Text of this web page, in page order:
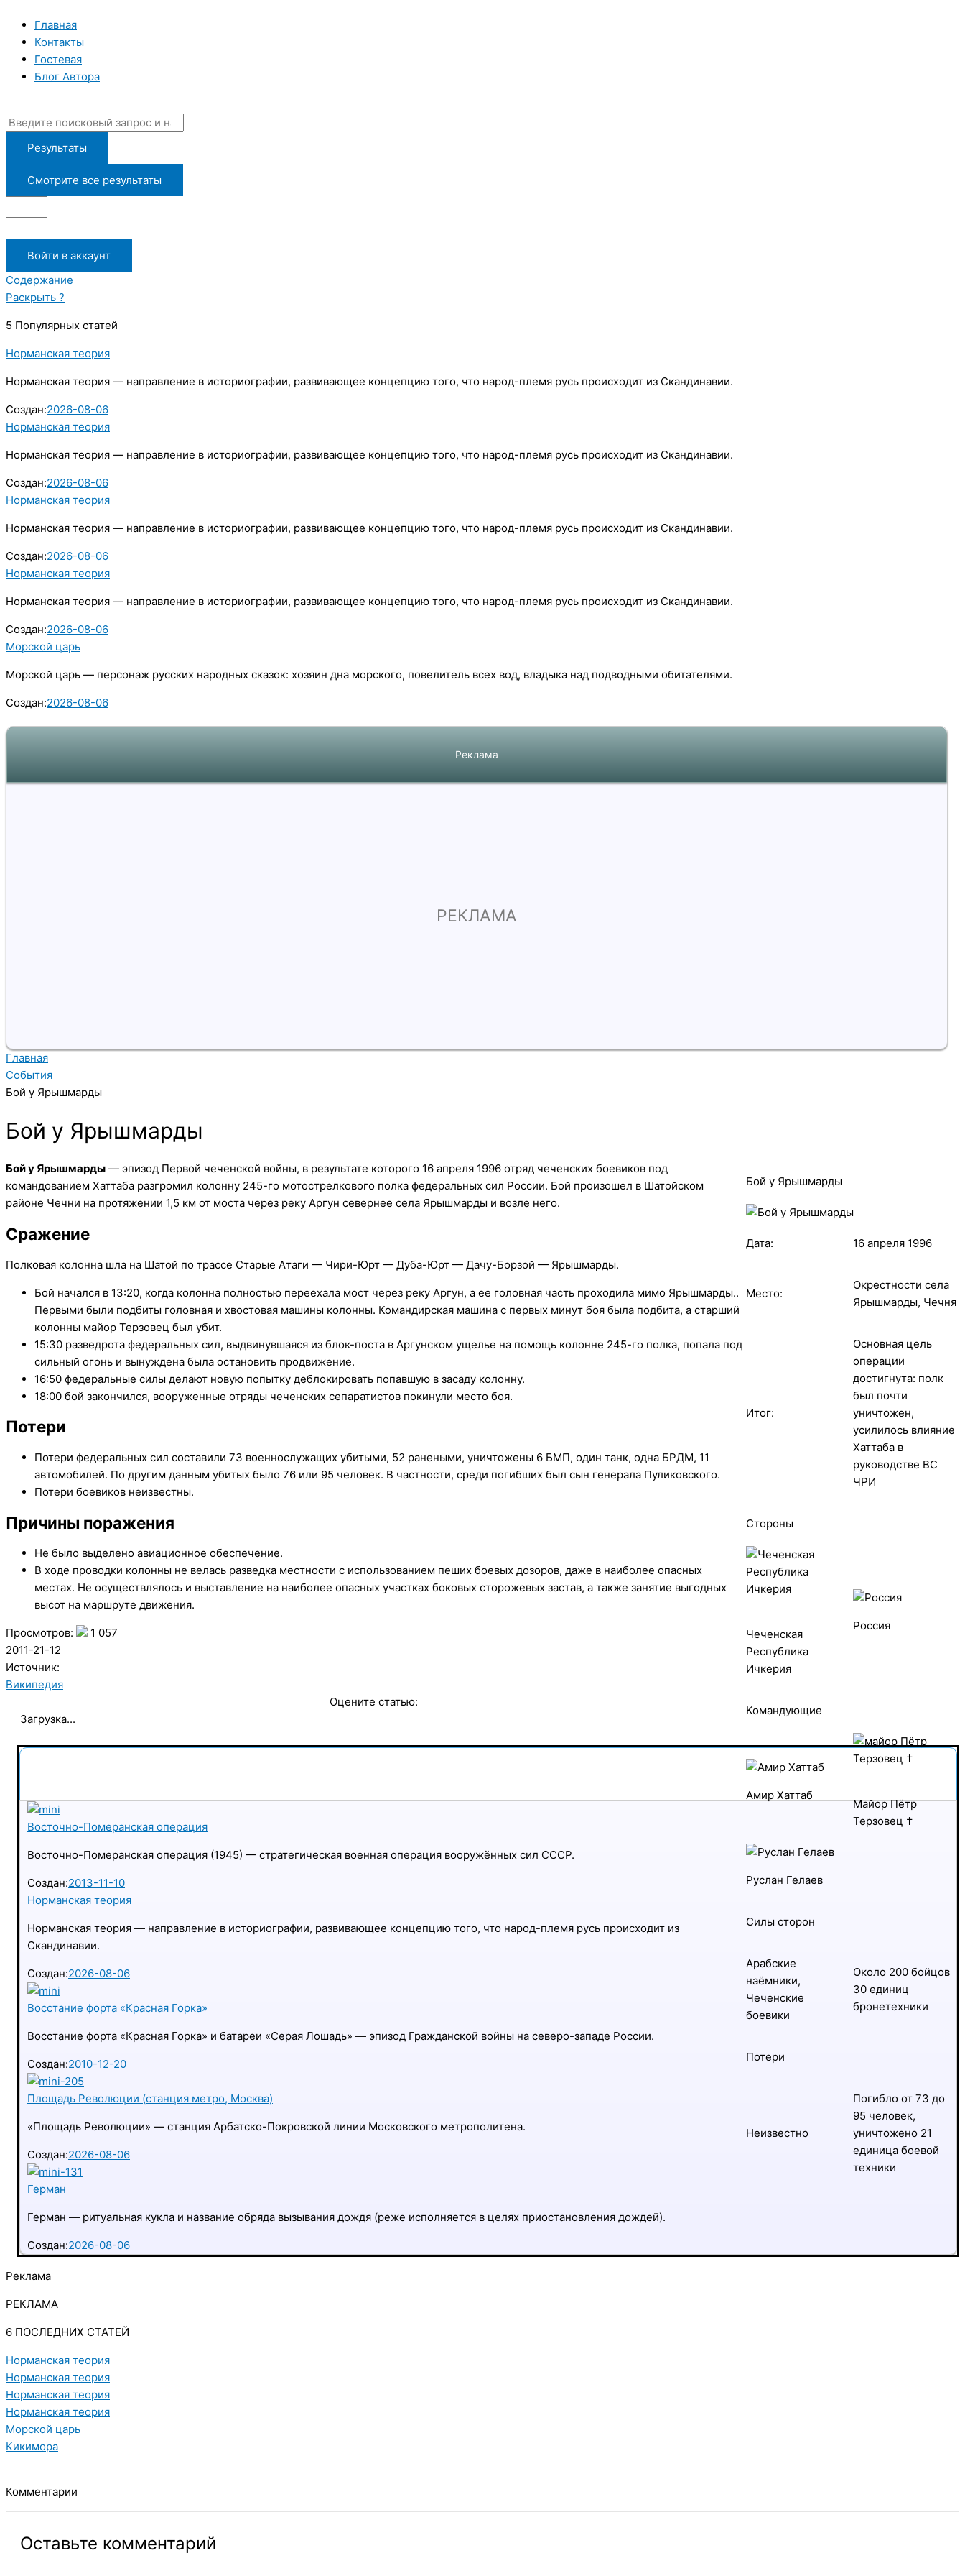
содержимому
Главная
Контакты
Гостевая
Блог Автора
Результаты
Смотрите все результаты
Войти в аккаунт
Содержание
Раскрыть ?
5 Популярных статей
Норманская теория
Норманская теория — направление в историографии, развивающее концепцию того, что народ-племя русь происходит из Скандинавии.
Создан:2026-08-06
Норманская теория
Норманская теория — направление в историографии, развивающее концепцию того, что народ-племя русь происходит из Скандинавии.
Создан:2026-08-06
Норманская теория
Норманская теория — направление в историографии, развивающее концепцию того, что народ-племя русь происходит из Скандинавии.
Создан:2026-08-06
Норманская теория
Норманская теория — направление в историографии, развивающее концепцию того, что народ-племя русь происходит из Скандинавии.
Создан:2026-08-06
Морской царь
Морской царь — персонаж русских народных сказок: хозяин дна морского, повелитель всех вод, владыка над подводными обитателями.
Создан:2026-08-06
Реклама
РЕКЛАМА
Главная
События
Бой у Ярышмарды
Бой у Ярышмарды
Бой у Ярышмарды
Дата: 16 апреля 1996
Место:
Окрестности села
Ярышмарды, Чечня
Итог:
Основная цель
операции
достигнута: полк
был почти
уничтожен,
усилилось влияние
Хаттаба в
руководстве ВС
ЧРИ
Стороны
Чеченская
Республика
Ичкерия
Россия
Командующие
Амир Хаттаб
Майор Пётр
Терзовец †
Руслан Гелаев
Силы сторон
Арабские
наёмники,
Чеченские
боевики
Около 200 бойцов
30 единиц
бронетехники
Потери
Неизвестно
Погибло от 73 до
95 человек,
уничтожено 21
единица боевой
техники
Бой у Ярышмарды — эпизод Первой чеченской войны, в результате которого 16 апреля 1996 отряд чеченских боевиков под
командованием Хаттаба разгромил колонну 245-го мотострелкового полка федеральных сил России. Бой произошел в Шатойском
районе Чечни на протяжении 1,5 км от моста через реку Аргун севернее села Ярышмарды и возле него.
Сражение
Полковая колонна шла на Шатой по трассе Старые Атаги — Чири-Юрт — Дуба-Юрт — Дачу-Борзой — Ярышмарды.
Бой начался в 13:20, когда колонна полностью переехала мост через реку Аргун, а ее головная часть проходила мимо Ярышмарды..
Первыми были подбиты головная и хвостовая машины колонны. Командирская машина с первых минут боя была подбита, а старший
колонны майор Терзовец был убит.
15:30 разведрота федеральных сил, выдвинувшаяся из блок-поста в Аргунском ущелье на помощь колонне 245-го полка, попала под
сильный огонь и вынуждена была остановить продвижение.
16:50 федеральные силы делают новую попытку деблокировать попавшую в засаду колонну.
18:00 бой закончился, вооруженные отряды чеченских сепаратистов покинули место боя.
Потери
Потери федеральных сил составили 73 военнослужащих убитыми, 52 ранеными, уничтожены 6 БМП, один танк, одна БРДМ, 11
автомобилей. По другим данным убитых было 76 или 95 человек. В частности, среди погибших был сын генерала Пуликовского.
Потери боевиков неизвестны.
Причины поражения
Не было выделено авиационное обеспечение.
В ходе проводки колонны не велась разведка местности с использованием пеших боевых дозоров, даже в наиболее опасных
местах. Не осуществлялось и выставление на наиболее опасных участках боковых сторожевых застав, а также занятие выгодных
высот на маршруте движения.
Просмотров:
1 057
2011-21-12
Источник:
Википедия
Оцените статью:
Загрузка...
Восточно-Померанская операция
Восточно-Померанская операция (1945) — стратегическая военная операция вооружённых сил СССР.
Создан:2013-11-10
Норманская теория
Норманская теория — направление в историографии, развивающее концепцию того, что народ-племя русь происходит из
Скандинавии.
Создан:2026-08-06
Восстание форта «Красная Горка»
Восстание форта «Красная Горка» и батареи «Серая Лошадь» — эпизод Гражданской войны на cеверо-западе России.
Создан:2010-12-20
Площадь Революции (станция метро, Москва)
«Площадь Революции» — станция Арбатско-Покровской линии Московского метрополитена.
Создан:2026-08-06
Герман
Герман — ритуальная кукла и название обряда вызывания дождя (реже исполняется в целях приостановления дождей).
Создан:2026-08-06
Реклама
РЕКЛАМА
6 ПОСЛЕДНИХ СТАТЕЙ
Норманская теория
Норманская теория
Норманская теория
Норманская теория
Морской царь
Кикимора
Комментарии
Оставьте комментарий
здесь...